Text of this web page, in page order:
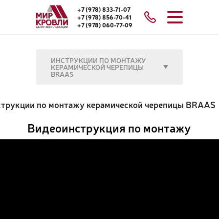
+7 (978) 833-71-07
+7 (978) 856-70-41
+7 (978) 060-77-09
ИНСТРУКЦИИ ПО МОНТАЖУ
КЕРАМИЧЕСКОЙ ЧЕРЕПИЦЫ
BRAAS
по монтажу керамической черепицы BRAAS
Видеоинструкция по монтажу